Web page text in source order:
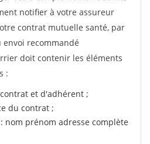
notifier à votre assureur
contrat mutuelle santé, par
recommandé
doit contenir les éléments
:
et d'adhérent ;
du contrat ;
nom prénom adresse complète